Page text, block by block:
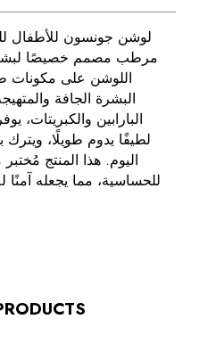
لوشن جونسون للأطفال
مرطب مصمم خصيصًا
اللوشن على مكونات
البشرة الجافة
البارابين
لطيفًا يدوم طويلًا،
اليوم. هذا المنتج
للحساسية، مما يجعله